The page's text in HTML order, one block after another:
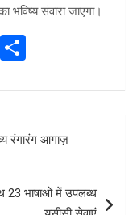
भविष्य संवारा जाएगा।
ar
e
रंगारंग आगाज़
23 भाषाओं में उपलब्ध